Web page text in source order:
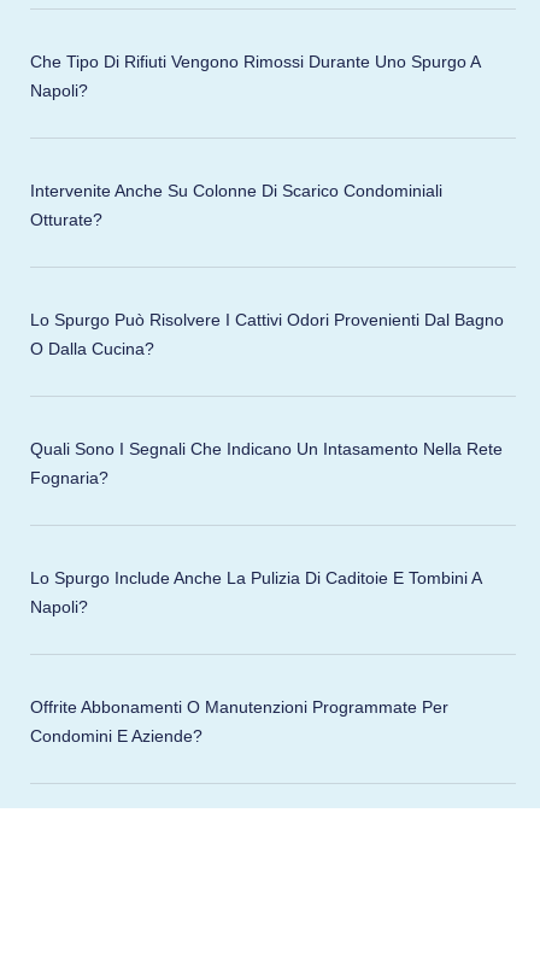
Che Tipo Di Rifiuti Vengono Rimossi Durante Uno Spurgo A
Napoli?
Intervenite Anche Su Colonne Di Scarico Condominiali
Otturate?
Lo Spurgo Può Risolvere I Cattivi Odori Provenienti Dal Bagno
O Dalla Cucina?
Quali Sono I Segnali Che Indicano Un Intasamento Nella Rete
Fognaria?
Lo Spurgo Include Anche La Pulizia Di Caditoie E Tombini A
Napoli?
Offrite Abbonamenti O Manutenzioni Programmate Per
Condomini E Aziende?